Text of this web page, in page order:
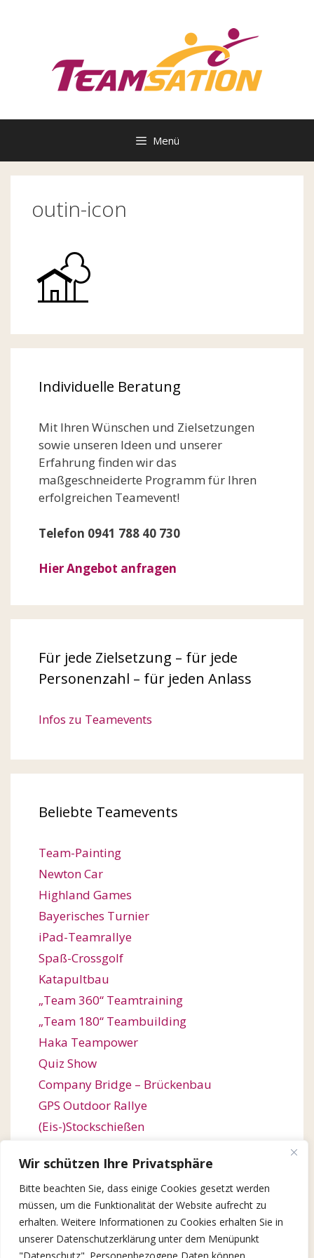
Wir schützen Ihre Privatsphäre
Bitte beachten Sie, dass einige Cookies gesetzt werden
müssen, um die Funktionalität der Website aufrecht zu
erhalten. Weitere Informationen zu Cookies erhalten Sie in
unserer Datenschutzerklärung unter dem Menüpunkt
Menü
outin-icon
Individuelle Beratung
Mit Ihren Wünschen und Zielsetzungen
sowie unseren Ideen und unserer
Erfahrung finden wir das
maßgeschneiderte Programm für Ihren
erfolgreichen Teamevent!
Telefon 0941 788 40 730
Hier Angebot anfragen
Für jede Zielsetzung – für jede
Personenzahl – für jeden Anlass
Infos zu Teamevents
Beliebte Teamevents
Team-Painting
Newton Car
Highland Games
Bayerisches Turnier
iPad-Teamrallye
Spaß-Crossgolf
Katapultbau
„Team 360“ Teamtraining
„Team 180“ Teambuilding
Haka Teampower
Quiz Show
Company Bridge – Brückenbau
GPS Outdoor Rallye
(Eis-)Stockschießen
Orienteering / Orientierungswanderung
Outdoor Team Challenge
Kugelbahn-Bau / Roller Coaster
Winter Games
X-Mas Quiz Show